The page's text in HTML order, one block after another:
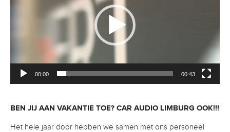
00:00 00:43
BEN JIJ AAN VAKANTIE TOE? CAR AUDIO LIMBURG OOK!!!
Het hele jaar door hebben we samen met ons personeel